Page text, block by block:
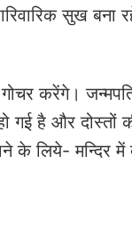
सुख बना
करेंगे।
है और दोस्तों
के लिये-